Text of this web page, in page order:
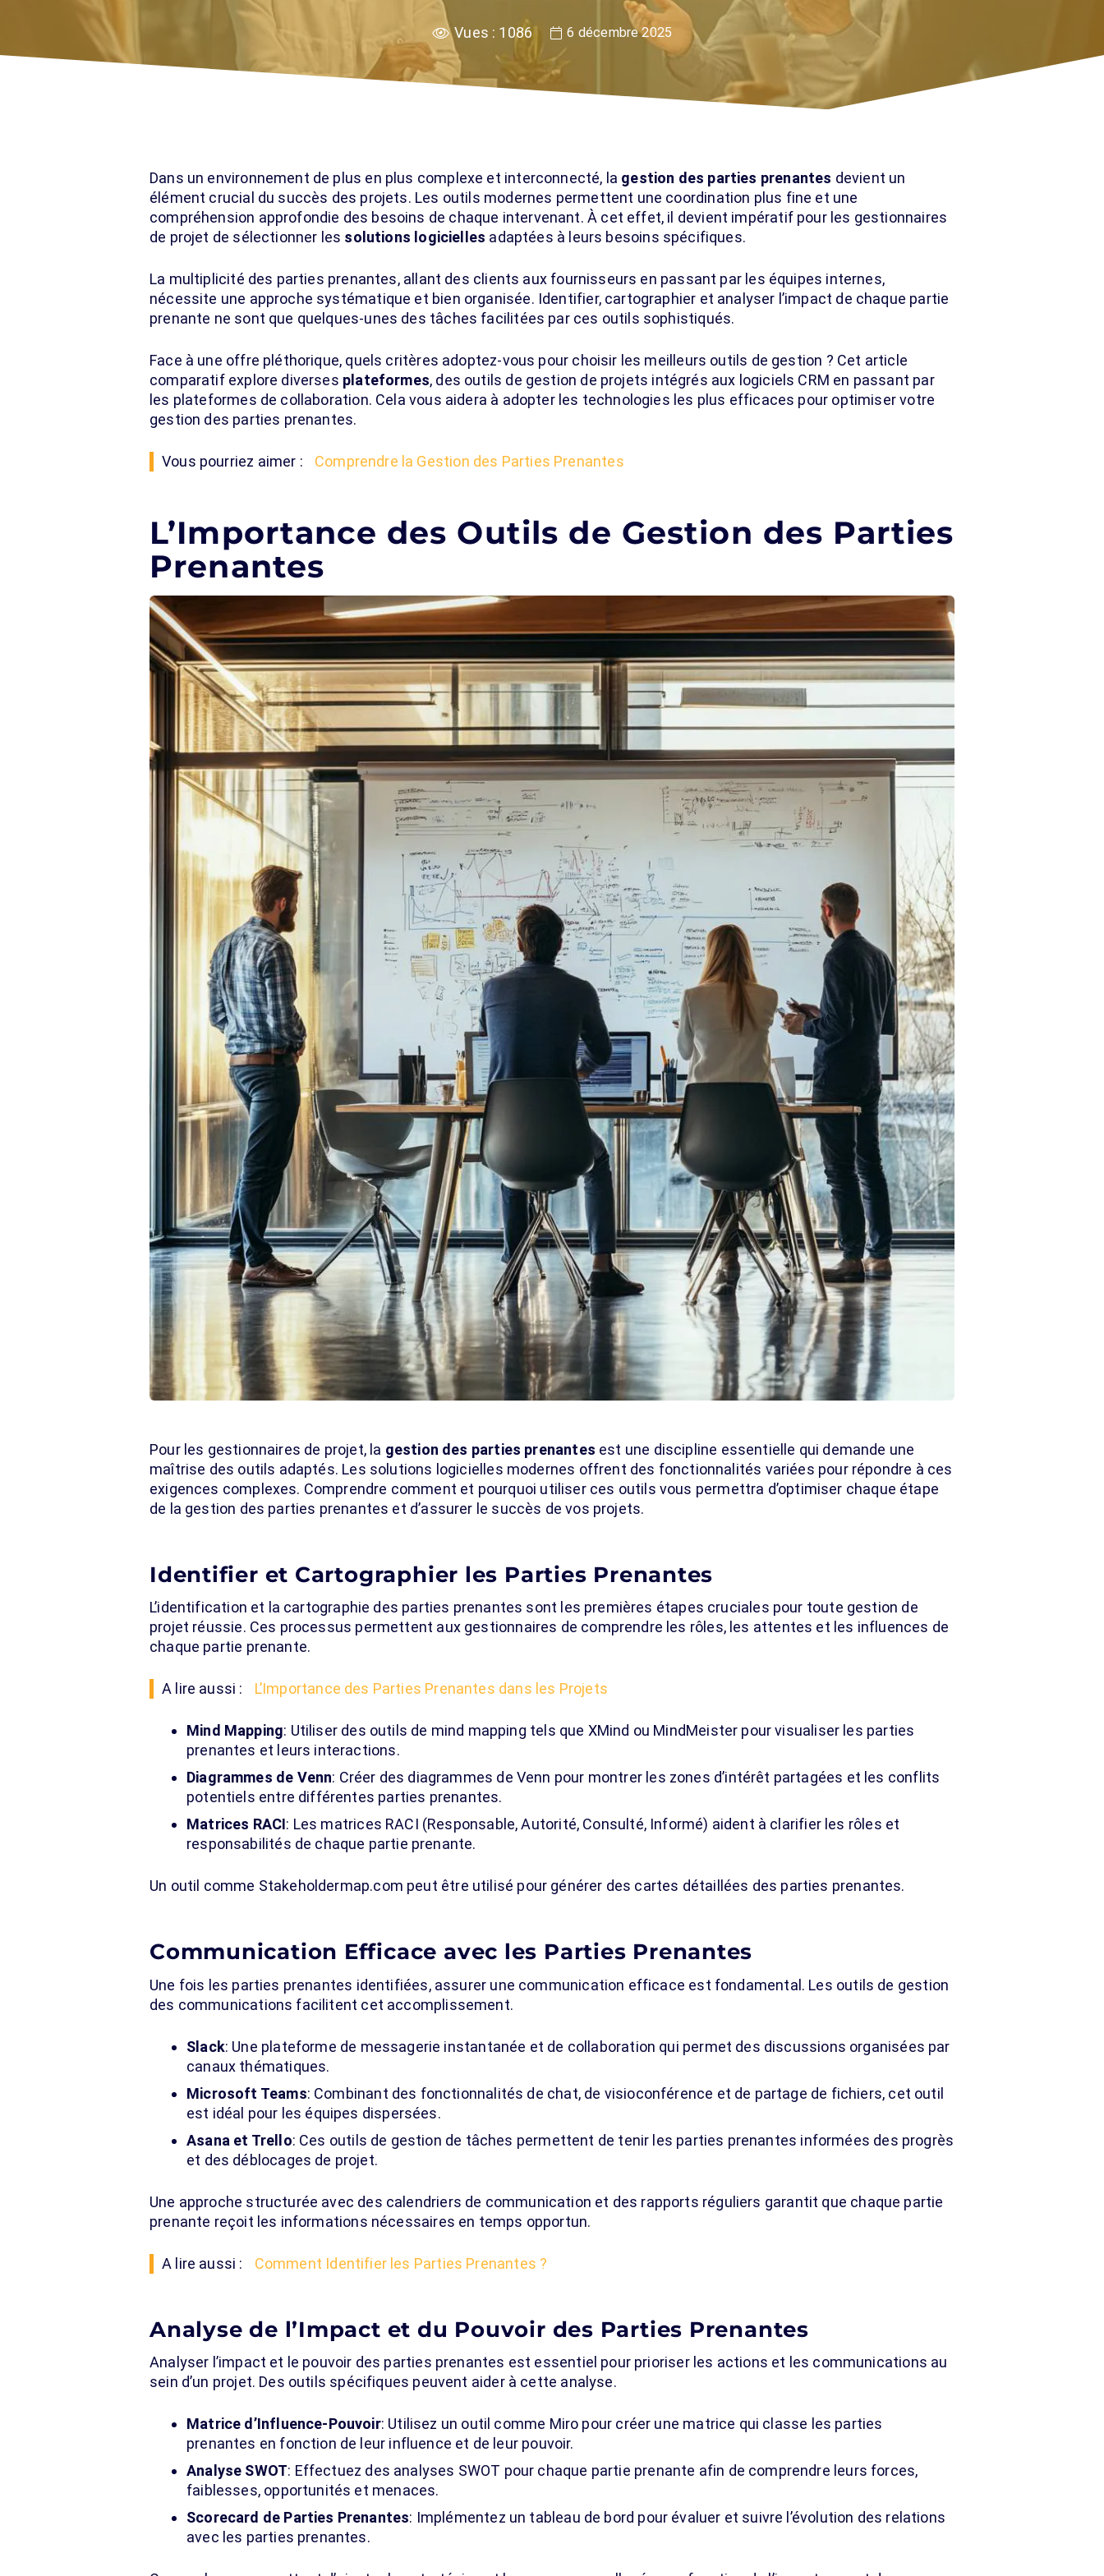
Vues : 1086 6 décembre 2025
Dans un environnement de plus en plus complexe et interconnecté, la gestion des parties prenantes devient un
élément crucial du succès des projets. Les outils modernes permettent une coordination plus fine et une
compréhension approfondie des besoins de chaque intervenant. À cet effet, il devient impératif pour les gestionnaires
de projet de sélectionner les solutions logicielles adaptées à leurs besoins spécifiques.
La multiplicité des parties prenantes, allant des clients aux fournisseurs en passant par les équipes internes,
nécessite une approche systématique et bien organisée. Identifier, cartographier et analyser l’impact de chaque partie
prenante ne sont que quelques-unes des tâches facilitées par ces outils sophistiqués.
Face à une offre pléthorique, quels critères adoptez-vous pour choisir les meilleurs outils de gestion ? Cet article
comparatif explore diverses plateformes, des outils de gestion de projets intégrés aux logiciels CRM en passant par
les plateformes de collaboration. Cela vous aidera à adopter les technologies les plus efficaces pour optimiser votre
gestion des parties prenantes.
Vous pourriez aimer : Comprendre la Gestion des Parties Prenantes
L’Importance des Outils de Gestion des Parties
Prenantes
Pour les gestionnaires de projet, la gestion des parties prenantes est une discipline essentielle qui demande une
maîtrise des outils adaptés. Les solutions logicielles modernes offrent des fonctionnalités variées pour répondre à ces
exigences complexes. Comprendre comment et pourquoi utiliser ces outils vous permettra d’optimiser chaque étape
de la gestion des parties prenantes et d’assurer le succès de vos projets.
Identifier et Cartographier les Parties Prenantes
L’identification et la cartographie des parties prenantes sont les premières étapes cruciales pour toute gestion de
projet réussie. Ces processus permettent aux gestionnaires de comprendre les rôles, les attentes et les influences de
chaque partie prenante.
A lire aussi : L’Importance des Parties Prenantes dans les Projets
Mind Mapping: Utiliser des outils de mind mapping tels que XMind ou MindMeister pour visualiser les parties
prenantes et leurs interactions.
Diagrammes de Venn: Créer des diagrammes de Venn pour montrer les zones d’intérêt partagées et les conflits
potentiels entre différentes parties prenantes.
Matrices RACI: Les matrices RACI (Responsable, Autorité, Consulté, Informé) aident à clarifier les rôles et
responsabilités de chaque partie prenante.
Un outil comme Stakeholdermap.com peut être utilisé pour générer des cartes détaillées des parties prenantes.
Communication Efficace avec les Parties Prenantes
Une fois les parties prenantes identifiées, assurer une communication efficace est fondamental. Les outils de gestion
des communications facilitent cet accomplissement.
Slack: Une plateforme de messagerie instantanée et de collaboration qui permet des discussions organisées par
canaux thématiques.
Microsoft Teams: Combinant des fonctionnalités de chat, de visioconférence et de partage de fichiers, cet outil
est idéal pour les équipes dispersées.
Asana et Trello: Ces outils de gestion de tâches permettent de tenir les parties prenantes informées des progrès
et des déblocages de projet.
Une approche structurée avec des calendriers de communication et des rapports réguliers garantit que chaque partie
prenante reçoit les informations nécessaires en temps opportun.
A lire aussi : Comment Identifier les Parties Prenantes ?
Analyse de l’Impact et du Pouvoir des Parties Prenantes
Analyser l’impact et le pouvoir des parties prenantes est essentiel pour prioriser les actions et les communications au
sein d’un projet. Des outils spécifiques peuvent aider à cette analyse.
Matrice d’Influence-Pouvoir: Utilisez un outil comme Miro pour créer une matrice qui classe les parties
prenantes en fonction de leur influence et de leur pouvoir.
Analyse SWOT: Effectuez des analyses SWOT pour chaque partie prenante afin de comprendre leurs forces,
faiblesses, opportunités et menaces.
Scorecard de Parties Prenantes: Implémentez un tableau de bord pour évaluer et suivre l’évolution des relations
avec les parties prenantes.